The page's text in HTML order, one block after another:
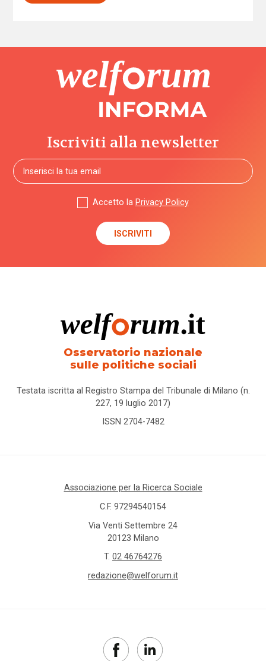
Iscriviti alla newsletter
Accetto la Privacy Policy
Osservatorio nazionale
sulle politiche sociali
Testata iscritta al Registro Stampa del Tribunale di Milano (n.
227, 19 luglio 2017)
ISSN 2704-7482
Associazione per la Ricerca Sociale
C.F. 97294540154
Via Venti Settembre 24
20123 Milano
T. 02 46764276
redazione@welforum.it